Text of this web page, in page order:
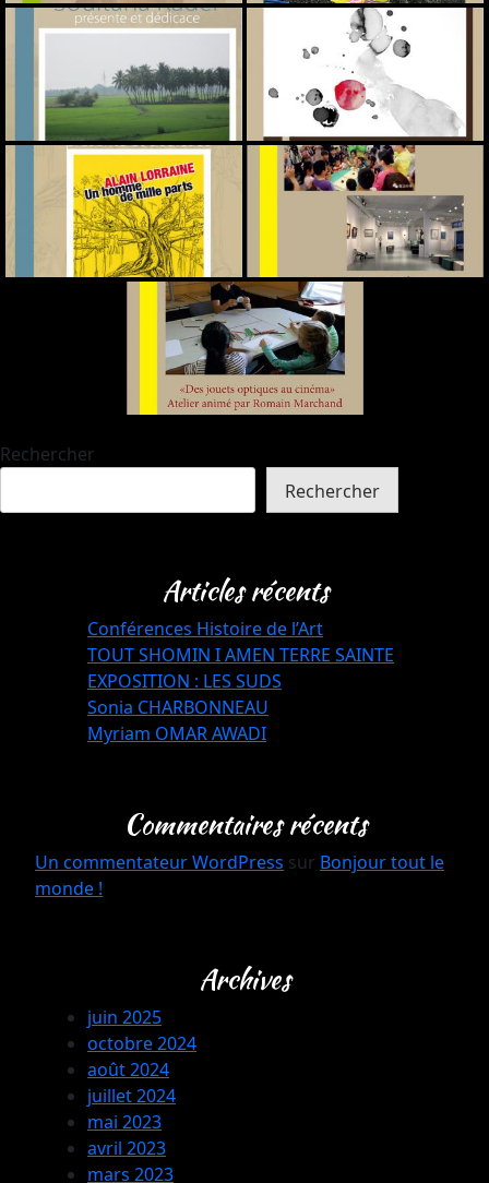
Rechercher
Rechercher
Articles récents
Conférences Histoire de l’Art
TOUT SHOMIN I AMEN TERRE SAINTE
EXPOSITION : LES SUDS
Sonia CHARBONNEAU
Myriam OMAR AWADI
Commentaires récents
Un commentateur WordPress sur Bonjour tout le
monde !
Archives
juin 2025
octobre 2024
août 2024
juillet 2024
mai 2023
avril 2023
mars 2023